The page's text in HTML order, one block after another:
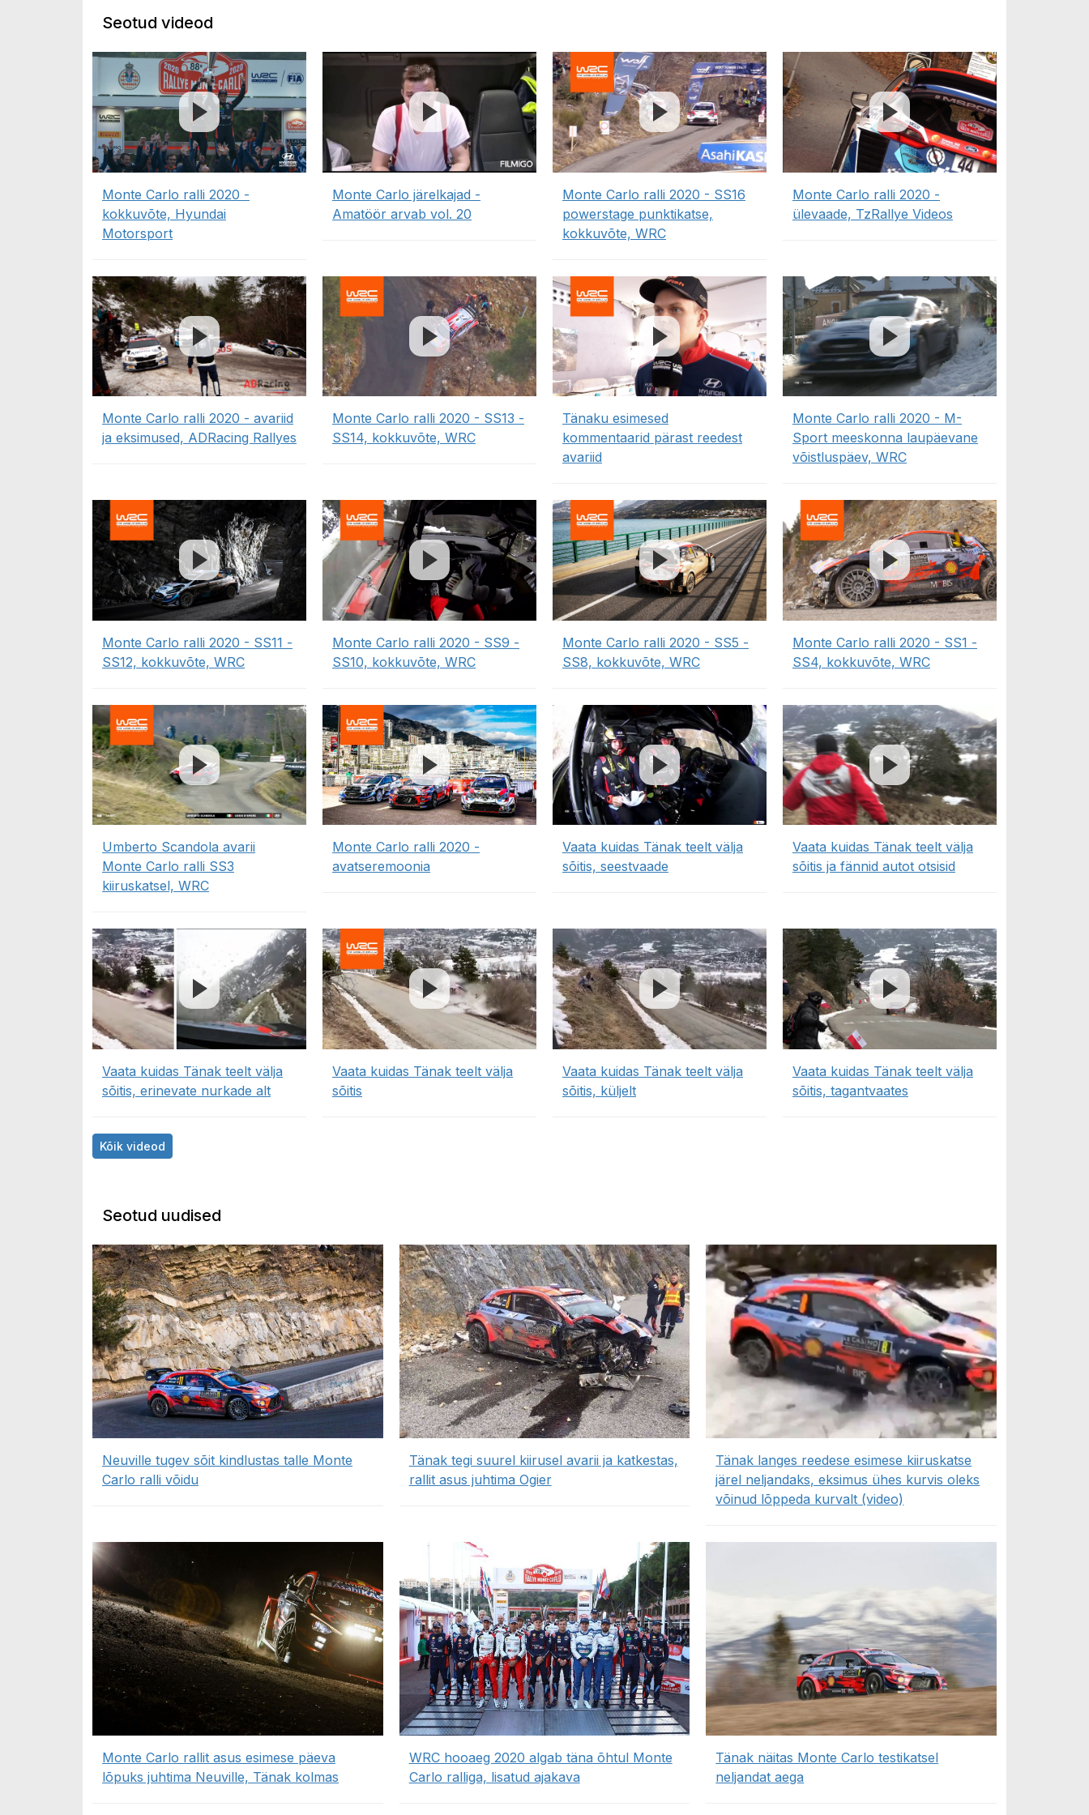
Seotud videod
Monte Carlo ralli 2020 -
kokkuvõte, Hyundai
Motorsport
Monte Carlo järelkajad -
Amatöör arvab vol. 20
Monte Carlo ralli 2020 - SS16
powerstage punktikatse,
kokkuvõte, WRC
Monte Carlo ralli 2020 -
ülevaade, TzRallye Videos
Monte Carlo ralli 2020 - avariid
ja eksimused, ADRacing Rallyes
Monte Carlo ralli 2020 - SS13 -
SS14, kokkuvõte, WRC
Tänaku esimesed
kommentaarid pärast reedest
avariid
Monte Carlo ralli 2020 - M-
Sport meeskonna laupäevane
võistluspäev, WRC
Monte Carlo ralli 2020 - SS11 -
SS12, kokkuvõte, WRC
Monte Carlo ralli 2020 - SS9 -
SS10, kokkuvõte, WRC
Monte Carlo ralli 2020 - SS5 -
SS8, kokkuvõte, WRC
Monte Carlo ralli 2020 - SS1 -
SS4, kokkuvõte, WRC
Umberto Scandola avarii
Monte Carlo ralli SS3
kiiruskatsel, WRC
Monte Carlo ralli 2020 -
avatseremoonia
Vaata kuidas Tänak teelt välja
sõitis, seestvaade
Vaata kuidas Tänak teelt välja
sõitis ja fännid autot otsisid
Vaata kuidas Tänak teelt välja
sõitis, erinevate nurkade alt
Vaata kuidas Tänak teelt välja
sõitis
Vaata kuidas Tänak teelt välja
sõitis, küljelt
Vaata kuidas Tänak teelt välja
sõitis, tagantvaates
Kõik videod
Seotud uudised
Neuville tugev sõit kindlustas talle Monte
Carlo ralli võidu
Tänak tegi suurel kiirusel avarii ja katkestas,
rallit asus juhtima Ogier
Tänak langes reedese esimese kiiruskatse
järel neljandaks, eksimus ühes kurvis oleks
võinud lõppeda kurvalt (video)
Monte Carlo rallit asus esimese päeva
lõpuks juhtima Neuville, Tänak kolmas
WRC hooaeg 2020 algab täna õhtul Monte
Carlo ralliga, lisatud ajakava
Tänak näitas Monte Carlo testikatsel
neljandat aega